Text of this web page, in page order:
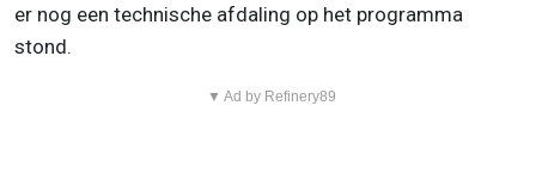
er nog een technische afdaling op het programma
stond.
▼ Ad by Refinery89